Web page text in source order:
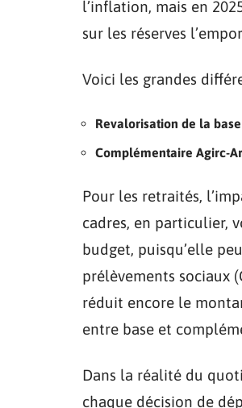
l’inflation, mais en
sur les réserves
Voici les grandes
Revalorisation de la base
Complémentaire Agirc-
Pour les retraités,
cadres, en particulier,
budget, puisqu’elle
prélèvements sociaux
réduit encore le
entre base et
Dans la réalité du
chaque décision de